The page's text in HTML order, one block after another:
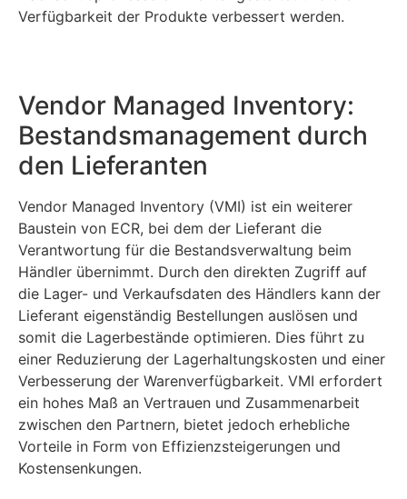
Verfügbarkeit der Produkte verbessert werden.
Vendor Managed Inventory:
Bestandsmanagement durch
den Lieferanten
Vendor Managed Inventory (VMI) ist ein weiterer
Baustein von ECR, bei dem der Lieferant die
Verantwortung für die Bestandsverwaltung beim
Händler übernimmt. Durch den direkten Zugriff auf
die Lager- und Verkaufsdaten des Händlers kann der
Lieferant eigenständig Bestellungen auslösen und
somit die Lagerbestände optimieren. Dies führt zu
einer Reduzierung der Lagerhaltungskosten und einer
Verbesserung der Warenverfügbarkeit. VMI erfordert
ein hohes Maß an Vertrauen und Zusammenarbeit
zwischen den Partnern, bietet jedoch erhebliche
Vorteile in Form von Effizienzsteigerungen und
Kostensenkungen.